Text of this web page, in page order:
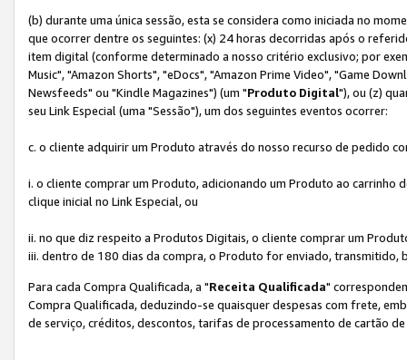
(b) durante uma única sessão, esta se considera como iniciada no
que ocorrer dentre os seguintes: (x) 24 horas decorridas após o
item digital (conforme determinado a nosso critério exclusivo; por
Music", "Amazon Shorts", "eDocs", "Amazon Prime Video", "Game
Newsfeeds" ou "Kindle Magazines") (um "Produto Digital"), ou (z)
seu Link Especial (uma "Sessão"), um dos seguintes eventos ocorrer:
c. o cliente adquirir um Produto através do nosso recurso de pedido
i. o cliente comprar um Produto, adicionando um Produto ao
clique inicial no Link Especial, ou
ii. no que diz respeito a Produtos Digitais, o cliente comprar um
iii. dentro de 180 dias da compra, o Produto for enviado, transmitido,
Para cada Compra Qualificada, a "Receita Qualificada"
Compra Qualificada, deduzindo-se quaisquer despesas com frete,
de serviço, créditos, descontos, tarifas de processamento de cartão